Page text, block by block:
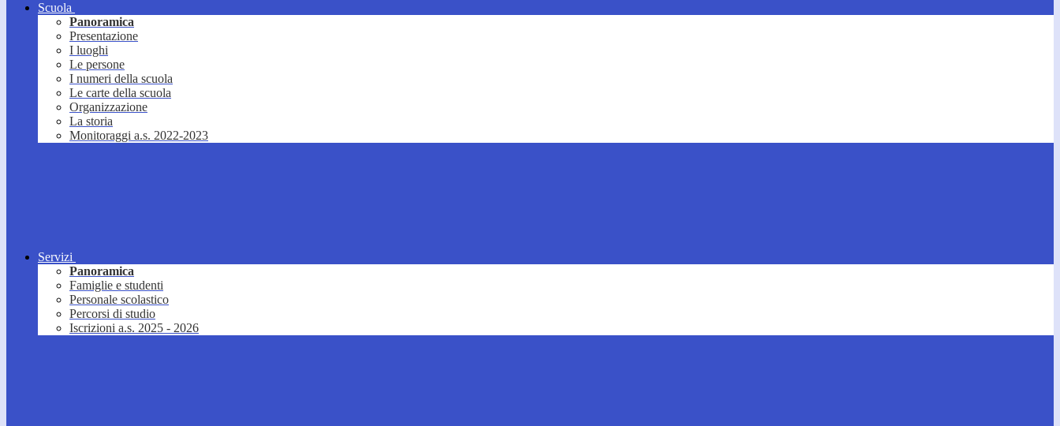
Scuola
Panoramica
Presentazione
I luoghi
Le persone
I numeri della scuola
Le carte della scuola
Organizzazione
La storia
Monitoraggi a.s. 2022-2023
Servizi
Panoramica
Famiglie e studenti
Personale scolastico
Percorsi di studio
Iscrizioni a.s. 2025 - 2026